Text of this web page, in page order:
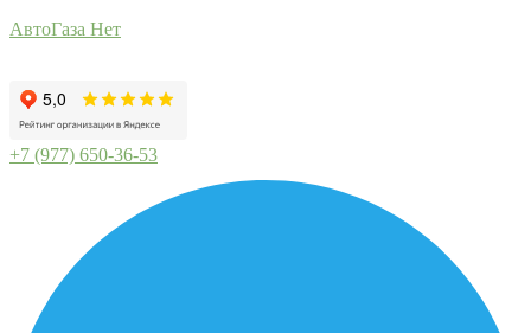
АвтоГаза Нет
+7 (977) 650-36-53